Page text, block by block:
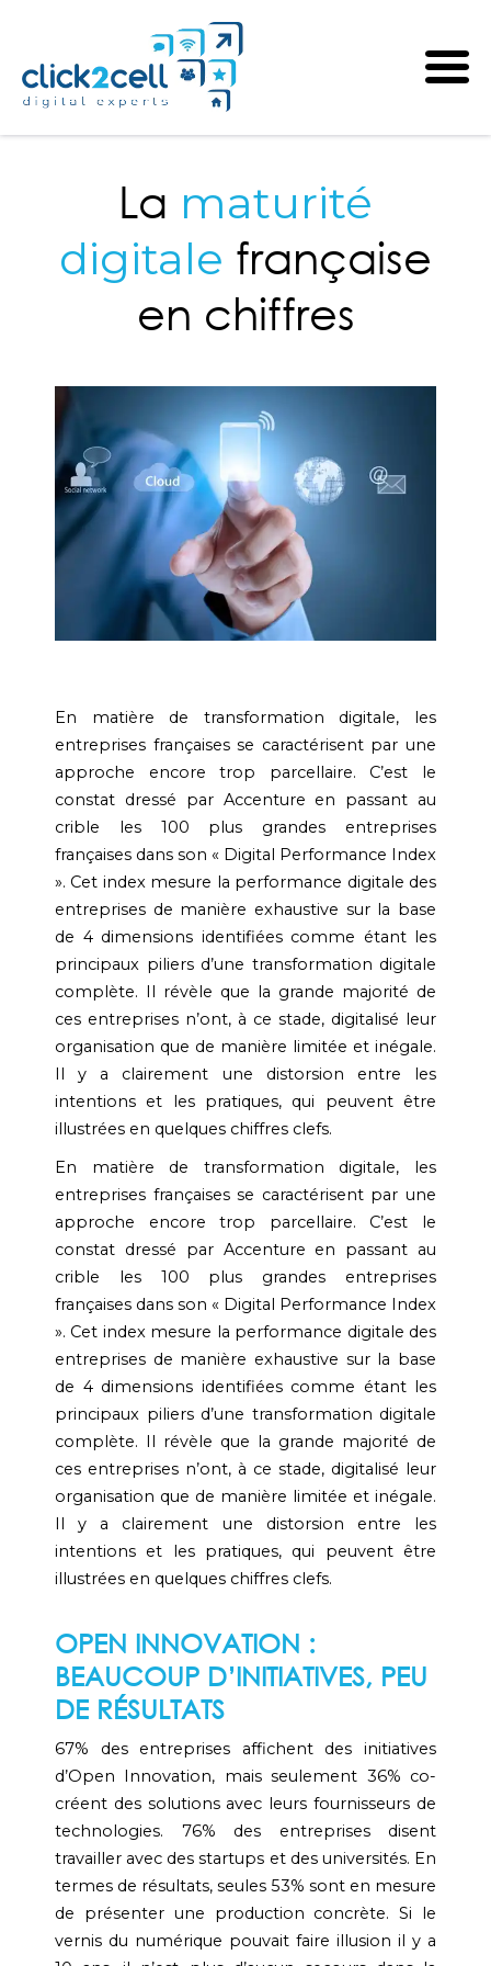
La maturité
digitale française
en chiffres
En matière de transformation digitale, les
entreprises françaises se caractérisent par une
approche encore trop parcellaire. C’est le
constat dressé par Accenture en passant au
crible les 100 plus grandes entreprises
françaises dans son « Digital Performance Index
». Cet index mesure la performance digitale des
entreprises de manière exhaustive sur la base
de 4 dimensions identifiées comme étant les
principaux piliers d’une transformation digitale
complète. Il révèle que la grande majorité de
ces entreprises n’ont, à ce stade, digitalisé leur
organisation que de manière limitée et inégale.
Il y a clairement une distorsion entre les
intentions et les pratiques, qui peuvent être
illustrées en quelques chiffres clefs.
En matière de transformation digitale, les
entreprises françaises se caractérisent par une
approche encore trop parcellaire. C’est le
constat dressé par Accenture en passant au
crible les 100 plus grandes entreprises
françaises dans son « Digital Performance Index
». Cet index mesure la performance digitale des
entreprises de manière exhaustive sur la base
de 4 dimensions identifiées comme étant les
principaux piliers d’une transformation digitale
complète. Il révèle que la grande majorité de
ces entreprises n’ont, à ce stade, digitalisé leur
organisation que de manière limitée et inégale.
Il y a clairement une distorsion entre les
intentions et les pratiques, qui peuvent être
illustrées en quelques chiffres clefs.
OPEN INNOVATION :
BEAUCOUP D’INITIATIVES, PEU
DE RÉSULTATS
67% des entreprises affichent des initiatives
d’Open Innovation, mais seulement 36% co-
créent des solutions avec leurs fournisseurs de
technologies. 76% des entreprises disent
travailler avec des startups et des universités. En
termes de résultats, seules 53% sont en mesure
de présenter une production concrète. Si le
vernis du numérique pouvait faire illusion il y a